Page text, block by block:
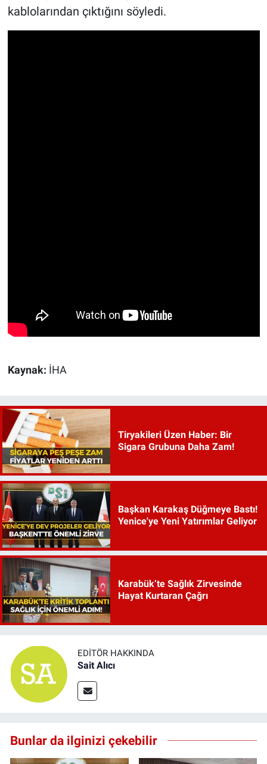
kablolarından çıktığını söyledi.
Kaynak: İHA
Tiryakileri Üzen Haber: Bir
Sigara Grubuna Daha Zam!
Başkan Karakaş Düğmeye Bastı!
Yenice'ye Yeni Yatırımlar Geliyor
Karabük’te Sağlık Zirvesinde
Hayat Kurtaran Çağrı
EDITÖR HAKKINDA
Sait Alıcı
Bunlar da ilginizi çekebilir